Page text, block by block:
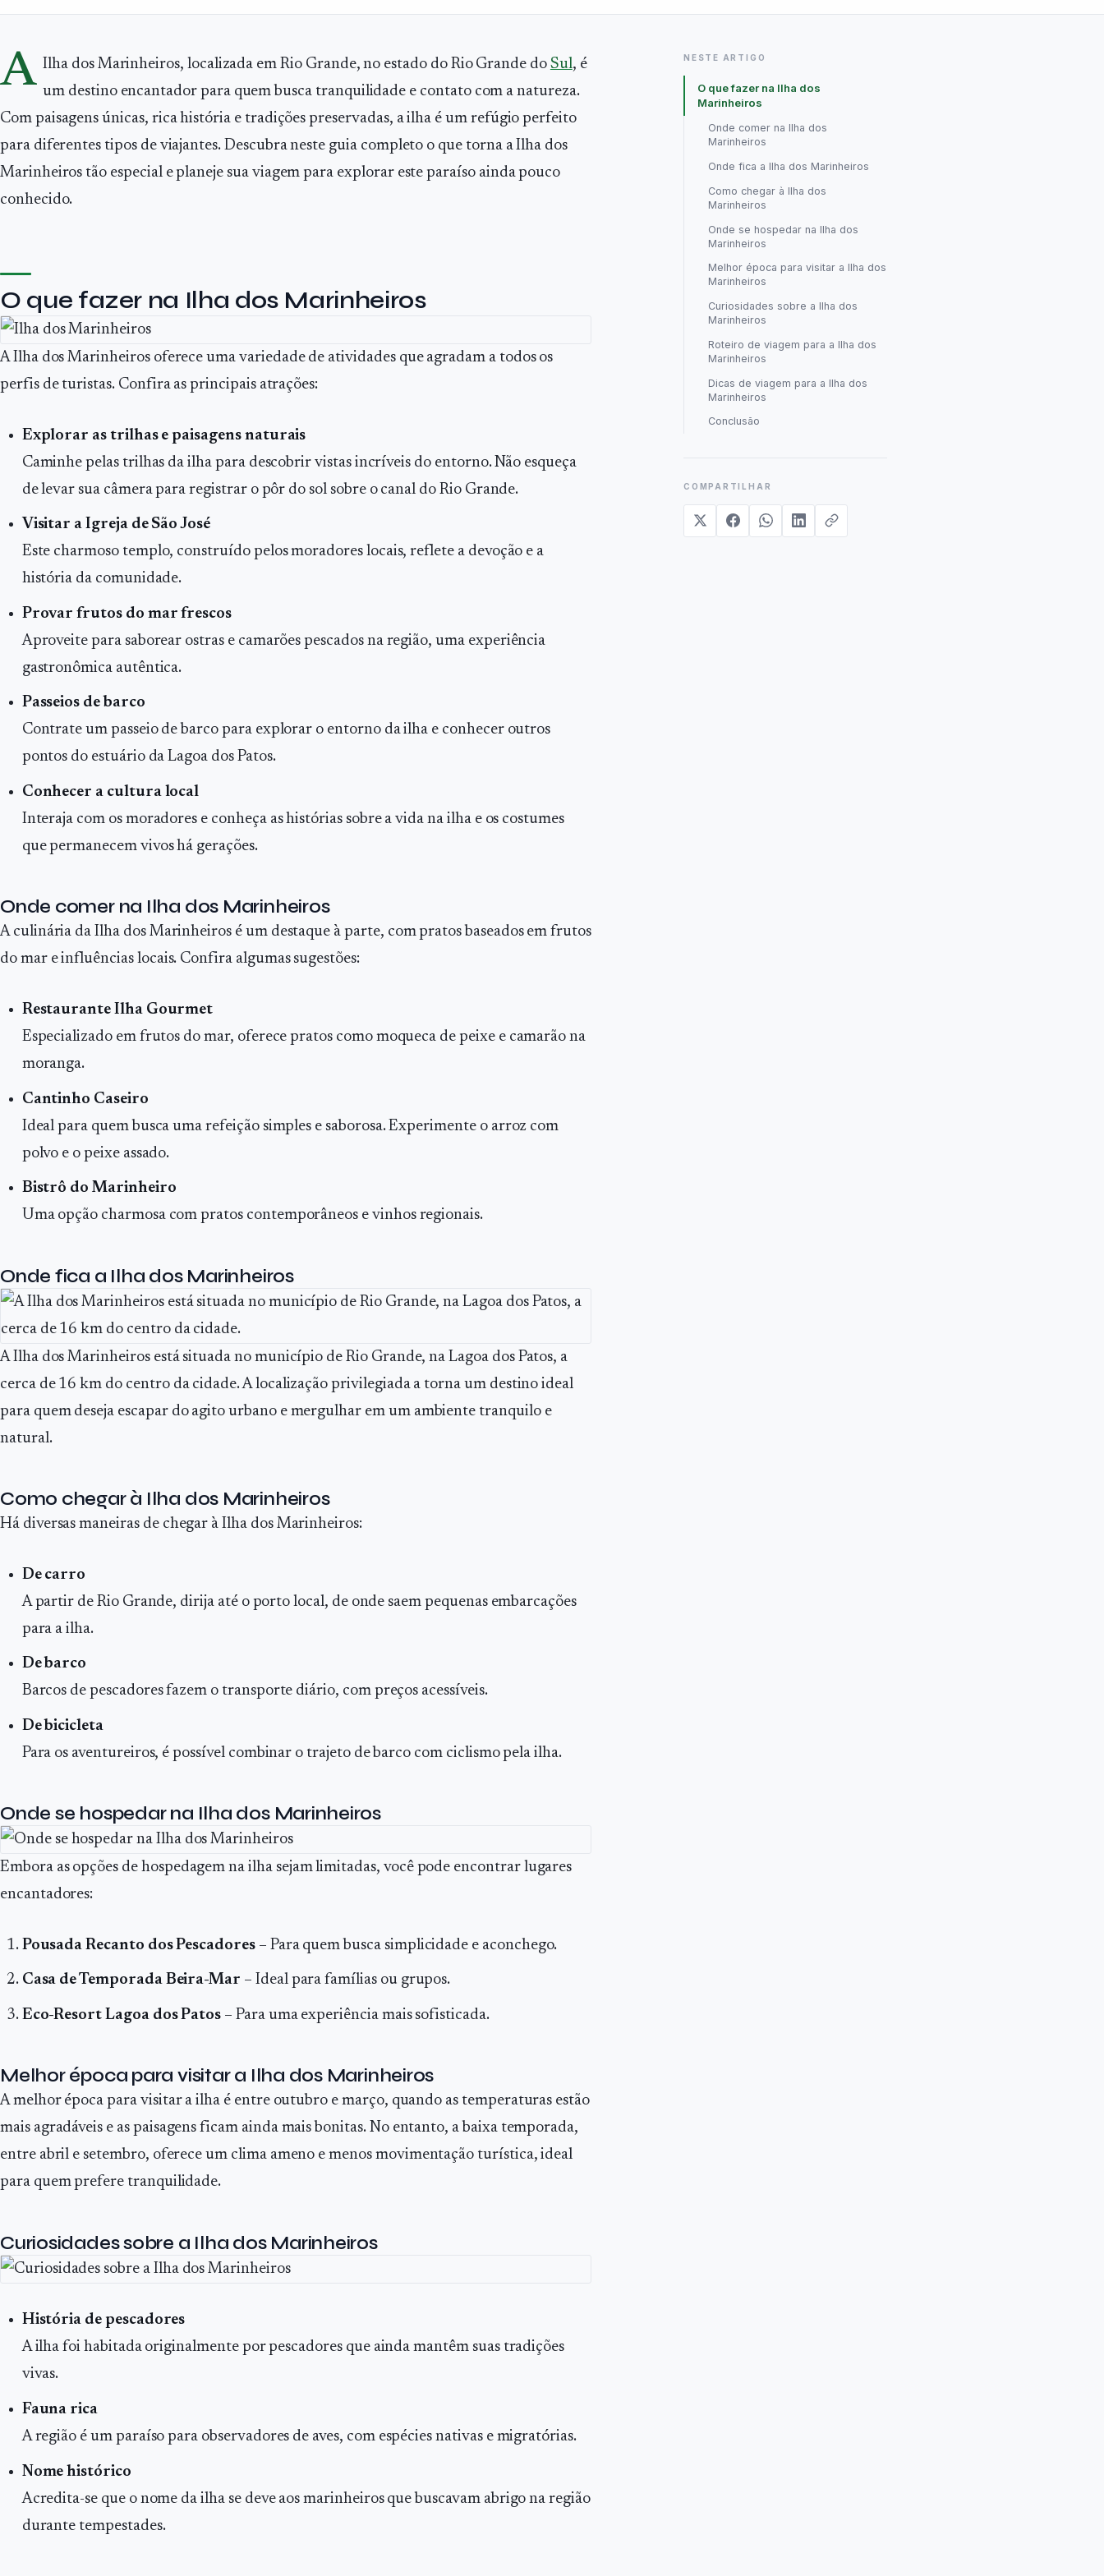
A Ilha dos Marinheiros, localizada em Rio Grande, no estado do Rio Grande do Sul, é
um destino encantador para quem busca tranquilidade e contato com a natureza.
Com paisagens únicas, rica história e tradições preservadas, a ilha é um refúgio perfeito
para diferentes tipos de viajantes. Descubra neste guia completo o que torna a Ilha dos
Marinheiros tão especial e planeje sua viagem para explorar este paraíso ainda pouco
conhecido.
O que fazer na Ilha dos Marinheiros
A Ilha dos Marinheiros oferece uma variedade de atividades que agradam a todos os
perfis de turistas. Confira as principais atrações:
Explorar as trilhas e paisagens naturais
Caminhe pelas trilhas da ilha para descobrir vistas incríveis do entorno. Não esqueça
de levar sua câmera para registrar o pôr do sol sobre o canal do Rio Grande.
Visitar a Igreja de São José
Este charmoso templo, construído pelos moradores locais, reflete a devoção e a
história da comunidade.
Provar frutos do mar frescos
Aproveite para saborear ostras e camarões pescados na região, uma experiência
gastronômica autêntica.
Passeios de barco
Contrate um passeio de barco para explorar o entorno da ilha e conhecer outros
pontos do estuário da Lagoa dos Patos.
Conhecer a cultura local
Interaja com os moradores e conheça as histórias sobre a vida na ilha e os costumes
que permanecem vivos há gerações.
Onde comer na Ilha dos Marinheiros
A culinária da Ilha dos Marinheiros é um destaque à parte, com pratos baseados em frutos
do mar e influências locais. Confira algumas sugestões:
Restaurante Ilha Gourmet
Especializado em frutos do mar, oferece pratos como moqueca de peixe e camarão na
moranga.
Cantinho Caseiro
Ideal para quem busca uma refeição simples e saborosa. Experimente o arroz com
polvo e o peixe assado.
Bistrô do Marinheiro
Uma opção charmosa com pratos contemporâneos e vinhos regionais.
Onde fica a Ilha dos Marinheiros
A Ilha dos Marinheiros está situada no município de Rio Grande, na Lagoa dos Patos, a
cerca de 16 km do centro da cidade. A localização privilegiada a torna um destino ideal
para quem deseja escapar do agito urbano e mergulhar em um ambiente tranquilo e
natural.
Como chegar à Ilha dos Marinheiros
Há diversas maneiras de chegar à Ilha dos Marinheiros:
De carro
A partir de Rio Grande, dirija até o porto local, de onde saem pequenas embarcações
para a ilha.
De barco
Barcos de pescadores fazem o transporte diário, com preços acessíveis.
De bicicleta
Para os aventureiros, é possível combinar o trajeto de barco com ciclismo pela ilha.
Onde se hospedar na Ilha dos Marinheiros
Embora as opções de hospedagem na ilha sejam limitadas, você pode encontrar lugares
encantadores:
Pousada Recanto dos Pescadores– Para quem busca simplicidade e aconchego.
Casa de Temporada Beira-Mar – Ideal para famílias ou grupos.
Eco-Resort Lagoa dos Patos – Para uma experiência mais sofisticada.
Melhor época para visitar a Ilha dos Marinheiros
A melhor época para visitar a ilha é entre outubro e março, quando as temperaturas estão
mais agradáveis e as paisagens ficam ainda mais bonitas. No entanto, a baixa temporada,
entre abril e setembro, oferece um clima ameno e menos movimentação turística, ideal
para quem prefere tranquilidade.
Curiosidades sobre a Ilha dos Marinheiros
História de pescadores
A ilha foi habitada originalmente por pescadores que ainda mantêm suas tradições
vivas.
Fauna rica
A região é um paraíso para observadores de aves, com espécies nativas e migratórias.
Nome histórico
Acredita-se que o nome da ilha se deve aos marinheiros que buscavam abrigo na região
durante tempestades.
NESTE ARTIGO
O que fazer na Ilha dos
Marinheiros
Onde comer na Ilha dos
Marinheiros
Onde fica a Ilha dos Marinheiros
Como chegar à Ilha dos
Marinheiros
Onde se hospedar na Ilha dos
Marinheiros
Melhor época para visitar a Ilha dos
Marinheiros
Curiosidades sobre a Ilha dos
Marinheiros
Roteiro de viagem para a Ilha dos
Marinheiros
Dicas de viagem para a Ilha dos
Marinheiros
Conclusão
COMPARTILHAR